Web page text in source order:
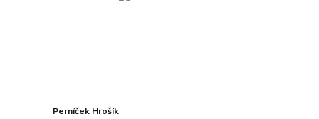
Perníček Hrošík